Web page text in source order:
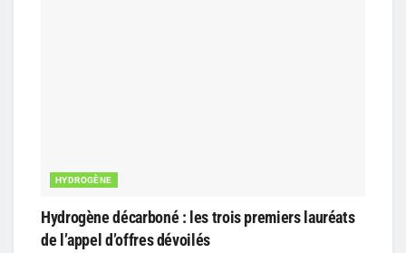
HYDROGÈNE
Hydrogène décarboné : les trois premiers lauréats
de l’appel d’offres dévoilés